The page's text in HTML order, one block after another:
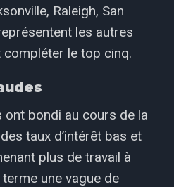
Raleigh, San
les autres
compléter le top cinq.
bondi au cours de la
taux d’intérêt bas et
plus de travail à
une vague de